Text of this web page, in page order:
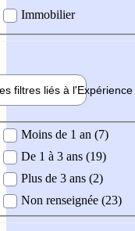
Immobilier
filtres liés à l'Expérience
demandée
Moins de 1 an (7)
De 1 à 3 ans (19)
Plus de 3 ans (2)
Non renseignée (23)